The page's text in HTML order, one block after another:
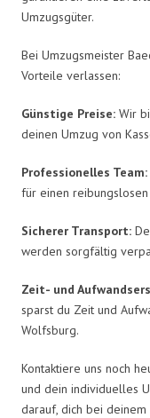
Umzugsgüter.
Bei Umzugsmeister
Vorteile verlassen:
Günstige Preise: Wir
deinen Umzug von
Professionelles Team:
für einen
Sicherer Transport:
werden sorgfältig
Zeit- und
sparst du Zeit und
Wolfsburg.
Kontaktiere uns noch
und dein individuelles
darauf, dich bei